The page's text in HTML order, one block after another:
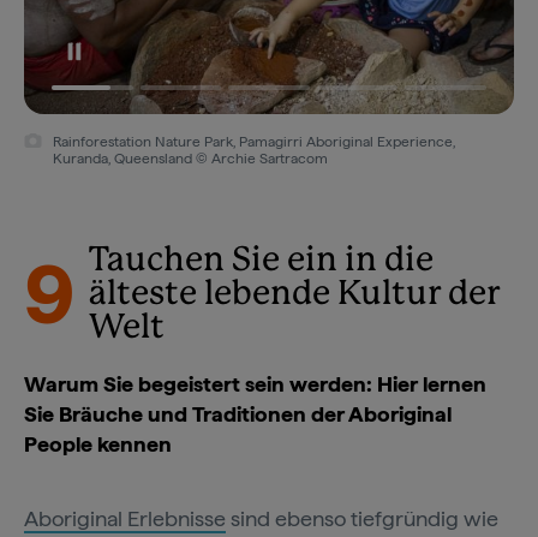
Rainforestation Nature Park, Pamagirri Aboriginal Experience,
Kuranda, Queensland © Archie Sartracom
9 Tauchen Sie ein in die
älteste lebende Kultur der
Welt
Warum Sie begeistert sein werden: Hier lernen
Sie Bräuche und Traditionen der Aboriginal
People kennen
Aboriginal Erlebnisse sind ebenso tiefgründig wie